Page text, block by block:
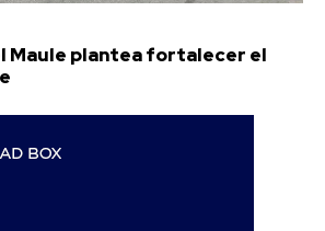
Maule plantea fortalecer el